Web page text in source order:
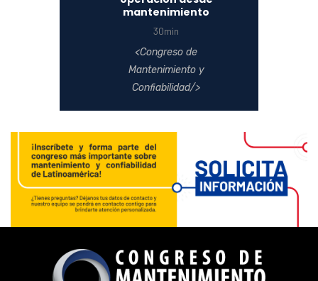
mantenimiento
30min
Congreso de
Mantenimiento y
Confiabilidad